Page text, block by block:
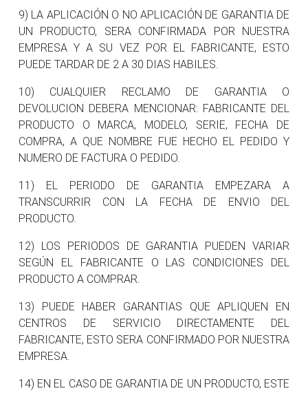
9) LA APLICACIÓN O NO APLICACIÓN DE GARANTIA DE
UN PRODUCTO, SERA CONFIRMADA POR NUESTRA
EMPRESA Y A SU VEZ POR EL FABRICANTE, ESTO
PUEDE TARDAR DE 2 A 30 DIAS HABILES.
10) CUALQUIER RECLAMO DE GARANTIA O
DEVOLUCION DEBERA MENCIONAR: FABRICANTE DEL
PRODUCTO O MARCA, MODELO, SERIE, FECHA DE
COMPRA, A QUE NOMBRE FUE HECHO EL PEDIDO Y
NUMERO DE FACTURA O PEDIDO.
11) EL PERIODO DE GARANTIA EMPEZARA A
TRANSCURRIR CON LA FECHA DE ENVIO DEL
PRODUCTO.
12) LOS PERIODOS DE GARANTIA PUEDEN VARIAR
SEGÚN EL FABRICANTE O LAS CONDICIONES DEL
PRODUCTO A COMPRAR.
13) PUEDE HABER GARANTIAS QUE APLIQUEN EN
CENTROS DE SERVICIO DIRECTAMENTE DEL
FABRICANTE, ESTO SERA CONFIRMADO POR NUESTRA
EMPRESA.
14) EN EL CASO DE GARANTIA DE UN PRODUCTO, ESTE